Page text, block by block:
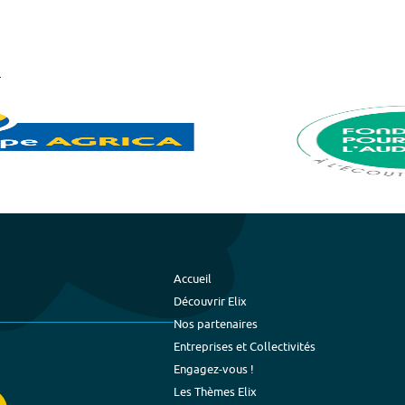
Accueil
Découvrir Elix
Nos partenaires
Entreprises et Collectivités
Engagez-vous !
Les Thèmes Elix